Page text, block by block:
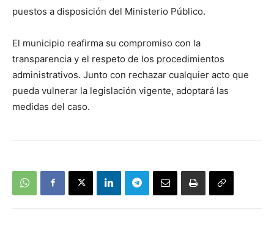
puestos a disposición del Ministerio Público.
El municipio reafirma su compromiso con la
transparencia y el respeto de los procedimientos
administrativos. Junto con rechazar cualquier acto que
pueda vulnerar la legislación vigente, adoptará las
medidas del caso.